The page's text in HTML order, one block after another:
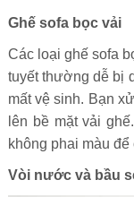
Ghế sofa bọc vải
Các loại ghế sofa
tuyết thường dễ bị
mất vệ sinh. Bạn
lên bề mặt vải
không phai màu
Vòi nước và bầu